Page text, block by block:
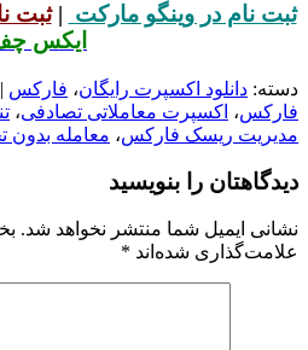
نام در وینگو مارکت|ثبت نام
ایکس چف
دانلود اکسپرت رایگان،فارکس |
،اکسپرت معاملاتی تصادفی،
ریسک فارکس ،معامله بدون
را بنویسید
ایمیل شما منتشر نخواهد شد.
شده‌اند*